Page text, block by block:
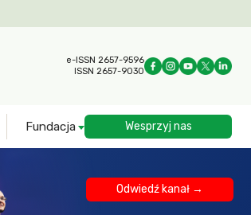
e-ISSN 2657-9596
ISSN 2657-9030
Fundacja Wesprzyj nas
Odwiedź kanał →